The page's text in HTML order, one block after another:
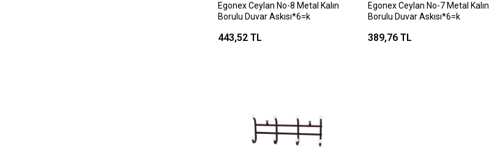
Egonex Ceylan No-8 Metal Kalın
Borulu Duvar Askısı*6=k
443,52 TL
Egonex Ceylan No-7 Metal Kalın
Borulu Duvar Askısı*6=k
389,76 TL